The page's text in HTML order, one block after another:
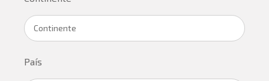
Continente
País